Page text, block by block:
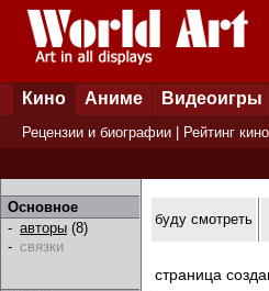
Кино Аниме Видеоигры
Рецензии и биографии Рейтинг
Основное
- авторы (8)
- связки
буду смотреть
страница